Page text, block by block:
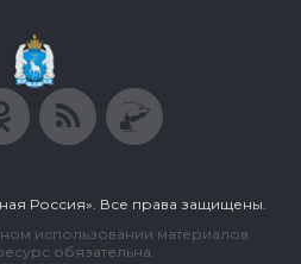
Россия». Все права защищены.
использовании материалов
обязательна.